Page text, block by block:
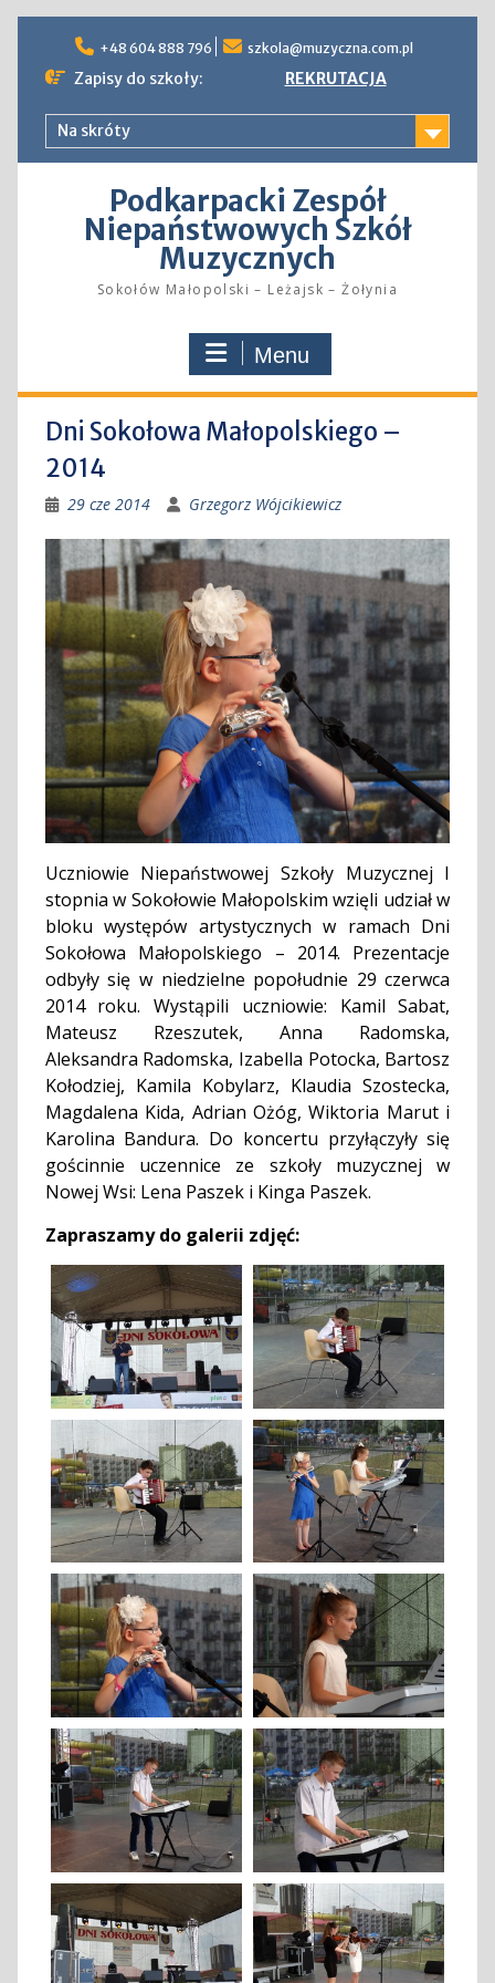
content
+48 604 888 796 szkola@muzyczna.com.pl
Zapisy do szkoły: REKRUTACJA
Na skróty
Podkarpacki Zespół
Niepaństwowych Szkół
Muzycznych
Sokołów Małopolski – Leżajsk – Żołynia
Menu
Dni Sokołowa Małopolskiego –
2014
29 cze 2014 Grzegorz Wójcikiewicz
Uczniowie Niepaństwowej Szkoły Muzycznej I
stopnia w Sokołowie Małopolskim wzięli udział w
bloku występów artystycznych w ramach Dni
Sokołowa Małopolskiego – 2014. Prezentacje
odbyły się w niedzielne popołudnie 29 czerwca
2014 roku. Wystąpili uczniowie: Kamil Sabat,
Mateusz Rzeszutek, Anna Radomska,
Aleksandra Radomska, Izabella Potocka, Bartosz
Kołodziej, Kamila Kobylarz, Klaudia Szostecka,
Magdalena Kida, Adrian Ożóg, Wiktoria Marut i
Karolina Bandura. Do koncertu przyłączyły się
gościnnie uczennice ze szkoły muzycznej w
Nowej Wsi: Lena Paszek i Kinga Paszek.
Zapraszamy do galerii zdjęć: